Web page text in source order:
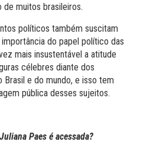
muitos brasileiros.
políticos também suscitam
do papel político das
mais insustentável a atitude
célebres diante dos
e do mundo, e isso tem
pública desses sujeitos.
Paes é acessada?